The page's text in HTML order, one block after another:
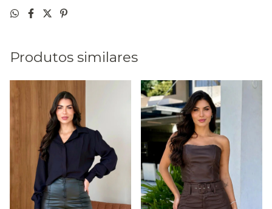
Produtos similares